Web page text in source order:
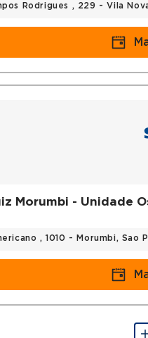
(UNIFESP)
Rodrigues , 229 - Vila
Morumbi - Unidade
, 1010 - Morumbi, Sao